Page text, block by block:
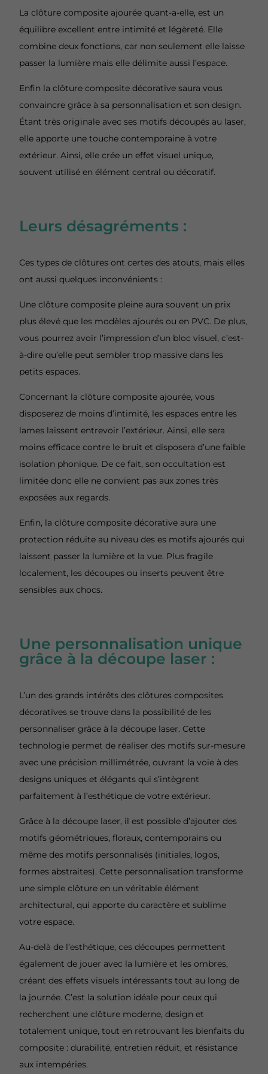
La clôture composite ajourée quant-a-elle, est un
équilibre excellent entre intimité et légèreté. Elle
combine deux fonctions, car non seulement elle laisse
passer la lumière mais elle délimite aussi l’espace.
Enfin la clôture composite décorative saura vous
convaincre grâce à sa personnalisation et son design.
Étant très originale avec ses motifs découpés au laser,
elle apporte une touche contemporaine à votre
extérieur. Ainsi, elle crée un effet visuel unique,
souvent utilisé en élément central ou décoratif.
Leurs désagréments :
Ces types de clôtures ont certes des atouts, mais elles
ont aussi quelques inconvénients :
Une clôture composite pleine aura souvent un prix
plus élevé que les modèles ajourés ou en PVC. De plus,
vous pourrez avoir l’impression d’un bloc visuel, c’est-
à-dire qu’elle peut sembler trop massive dans les
petits espaces.
Concernant la clôture composite ajourée, vous
disposerez de moins d’intimité, les espaces entre les
lames laissent entrevoir l’extérieur. Ainsi, elle sera
moins efficace contre le bruit et disposera d’une faible
isolation phonique. De ce fait, son occultation est
limitée donc elle ne convient pas aux zones très
exposées aux regards.
Enfin, la clôture composite décorative aura une
protection réduite au niveau des es motifs ajourés qui
laissent passer la lumière et la vue. Plus fragile
localement, les découpes ou inserts peuvent être
sensibles aux chocs.
Une personnalisation unique
grâce à la découpe laser :
L’un des grands intérêts des clôtures composites
décoratives se trouve dans la possibilité de les
personnaliser grâce à la découpe laser. Cette
technologie permet de réaliser des motifs sur-mesure
avec une précision millimétrée, ouvrant la voie à des
designs uniques et élégants qui s’intègrent
parfaitement à l’esthétique de votre extérieur.
Grâce à la découpe laser, il est possible d’ajouter des
motifs géométriques, floraux, contemporains ou
même des motifs personnalisés (initiales, logos,
formes abstraites). Cette personnalisation transforme
une simple clôture en un véritable élément
architectural, qui apporte du caractère et sublime
votre espace.
Au-delà de l’esthétique, ces découpes permettent
également de jouer avec la lumière et les ombres,
créant des effets visuels intéressants tout au long de
la journée. C’est la solution idéale pour ceux qui
recherchent une clôture moderne, design et
totalement unique, tout en retrouvant les bienfaits du
composite : durabilité, entretien réduit, et résistance
aux intempéries.